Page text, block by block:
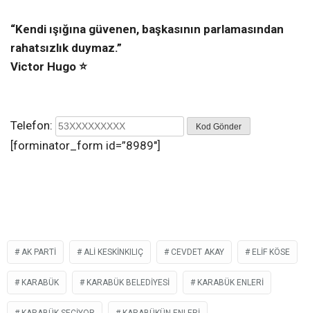
“Kendi ışığına güvenen, başkasının parlamasından
rahatsızlık duymaz.”
Victor Hugo ⭐️
Telefon: Kod Gönder
[forminator_form id=”8989″]
AK PARTI ALI KESKINKILIÇ CEVDET AKAY ELIF KÖSE
KARABÜK KARABÜK BELEDIYESI KARABÜK ENLERİ